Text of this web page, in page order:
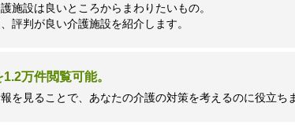
施設は良いところからまわりたいもの。
評判が良い介護施設を紹介します。
万件閲覧可能。
を見ることで、あなたの介護の対策を考えるのに役立ち